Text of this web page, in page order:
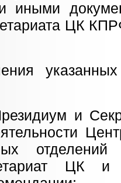
и иными
ЦК
и
ЦК